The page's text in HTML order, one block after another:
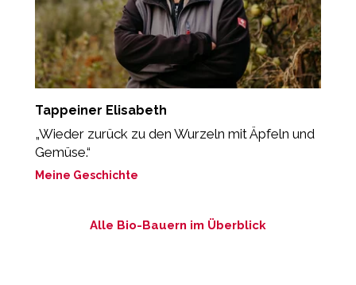
Tappeiner Elisabeth
„Wieder zurück zu den Wurzeln mit Äpfeln und
Gemüse.“
Meine Geschichte
Alle Bio-Bauern im Überblick